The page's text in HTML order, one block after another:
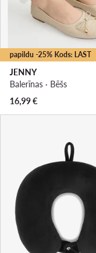
papildu -25% Kods: LAST
JENNY
Balerīnas · Bēšs
16,99€